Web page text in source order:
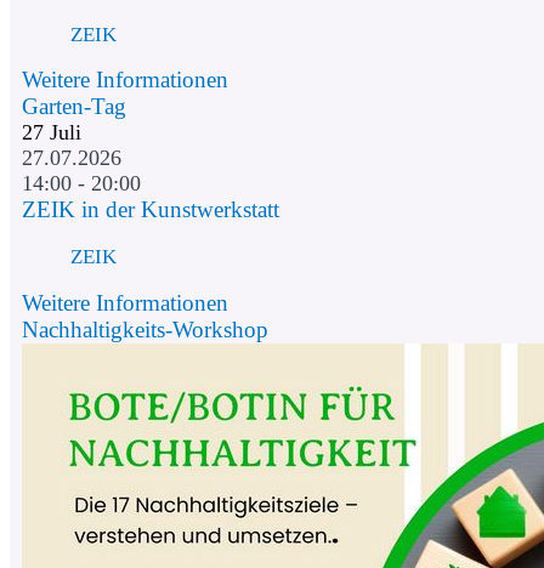
ZEIK
Weitere Informationen
Garten-Tag
27 Juli
27.07.2026
14:00 - 20:00
ZEIK in der Kunstwerkstatt
ZEIK
Weitere Informationen
Nachhaltigkeits-Workshop